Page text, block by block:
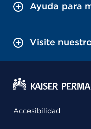
Ayuda para
Visite
Accesibilidad